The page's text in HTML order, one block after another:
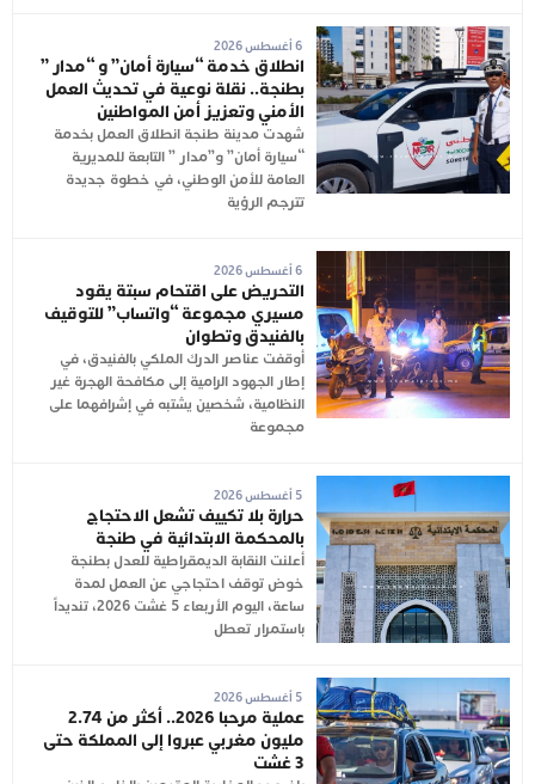
6 أغسطس 2026
انطلاق خدمة “سيارة أمان” و “مدار ”
بطنجة.. نقلة نوعية في تحديث العمل
الأمني وتعزيز أمن المواطنين
شهدت مدينة طنجة انطلاق العمل بخدمة
“سيارة أمان” و”مدار ” التابعة للمديرية
العامة للأمن الوطني، في خطوة جديدة
تترجم الرؤية
6 أغسطس 2026
التحريض على اقتحام سبتة يقود
مسيري مجموعة “واتساب” للتوقيف
بالفنيدق وتطوان
أوقفت عناصر الدرك الملكي بالفنيدق، في
إطار الجهود الرامية إلى مكافحة الهجرة غير
النظامية، شخصين يشتبه في إشرافهما على
مجموعة
5 أغسطس 2026
حرارة بلا تكييف تشعل الاحتجاج
بالمحكمة الابتدائية في طنجة
أعلنت النقابة الديمقراطية للعدل بطنجة
خوض توقف احتجاجي عن العمل لمدة
ساعة، اليوم الأربعاء 5 غشت 2026، تنديداً
باستمرار تعطل
5 أغسطس 2026
عملية مرحبا 2026.. أكثر من 2.74
مليون مغربي عبروا إلى المملكة حتى
3 غشت